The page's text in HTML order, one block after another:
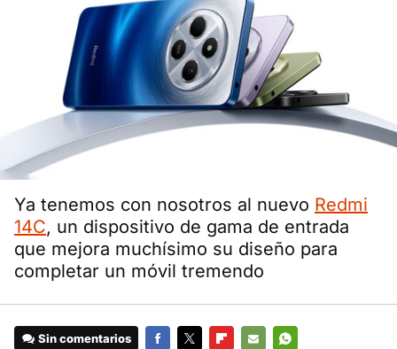
Ya tenemos con nosotros al nuevo Redmi
14C, un dispositivo de gama de entrada
que mejora muchísimo su diseño para
completar un móvil tremendo
Sin comentarios